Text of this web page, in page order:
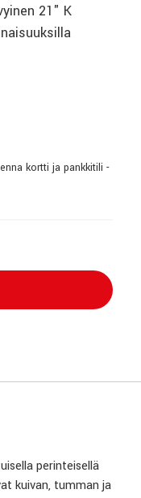
21" K
kortti ja pankkitili -
perinteisellä
kuivan, tumman ja